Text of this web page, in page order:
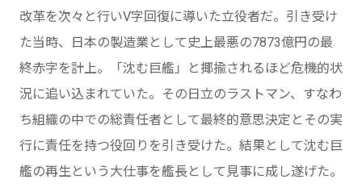
改革を次々と行いV字回復に導いた立役者だ。引き受け
た当時、日本の製造業として史上最悪の7873億円の最
終赤字を計上。「沈む巨艦」と揶揄されるほど危機的状
況に追い込まれていた。その日立のラストマン、すなわ
ち組織の中での総責任者として最終的意思決定とその実
行に責任を持つ役回りを引き受けた。結果として沈む巨
艦の再生という大仕事を艦長として見事に成し遂げた。